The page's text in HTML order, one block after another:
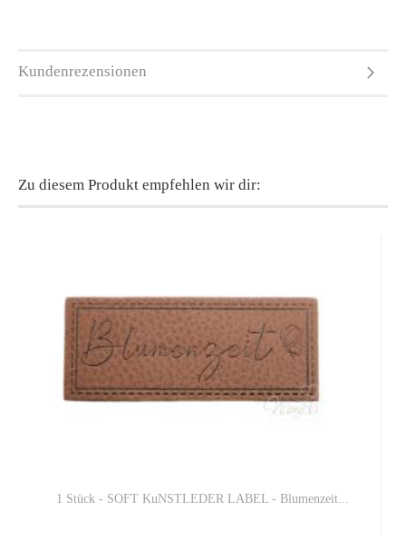
Kundenrezensionen
Zu diesem Produkt empfehlen wir dir:
1 Stück - SOFT KuNSTLEDER LABEL - Blumenzeit...